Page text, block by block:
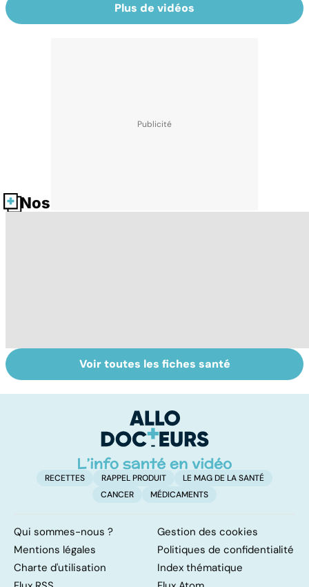
Plus de vidéos
Nos fiches santé
La tuberculose
pulmonaire
Tout savoir sur
les virus
Voir toutes les fiches santé
RECETTES RAPPEL PRODUIT
LE MAG DE LA SANTÉ
CANCER
MÉDICAMENTS
Qui sommes-nous ?
Gestion des cookies
Mentions légales
Politiques de confidentialité
Charte d'utilisation
Index thématique